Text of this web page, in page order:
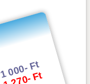
1 000- Ft